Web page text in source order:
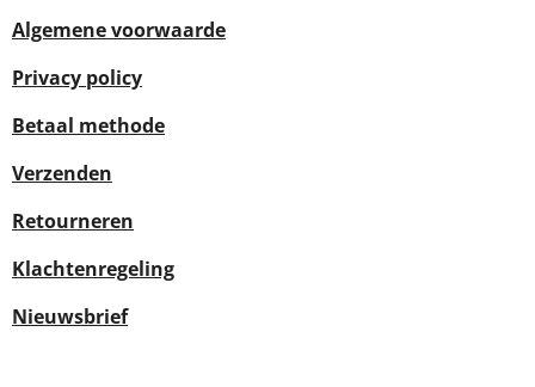
Algemene voorwaarde
Privacy policy
Betaal methode
Verzenden
Retourneren
Klachtenregeling
Nieuwsbrief